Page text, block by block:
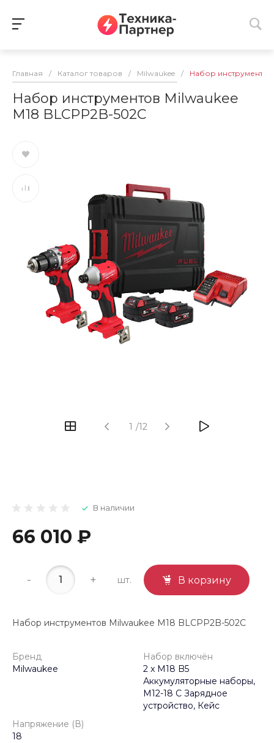
Главная / Каталог товаров / Milwaukee / Набор инструментов
Набор инструментов Milwaukee
M18 BLCPP2B-502C
1 /12
В наличии
66 010 ₽
- + шт. В корзину
Набор инструментов Milwaukee M18 BLCPP2B-502C
Бренд
Milwaukee
Набор включён
2 x M18 B5
Аккумуляторные наборы,
M12-18 C Зарядное
устройство, Кейс
Напряжение (В)
18